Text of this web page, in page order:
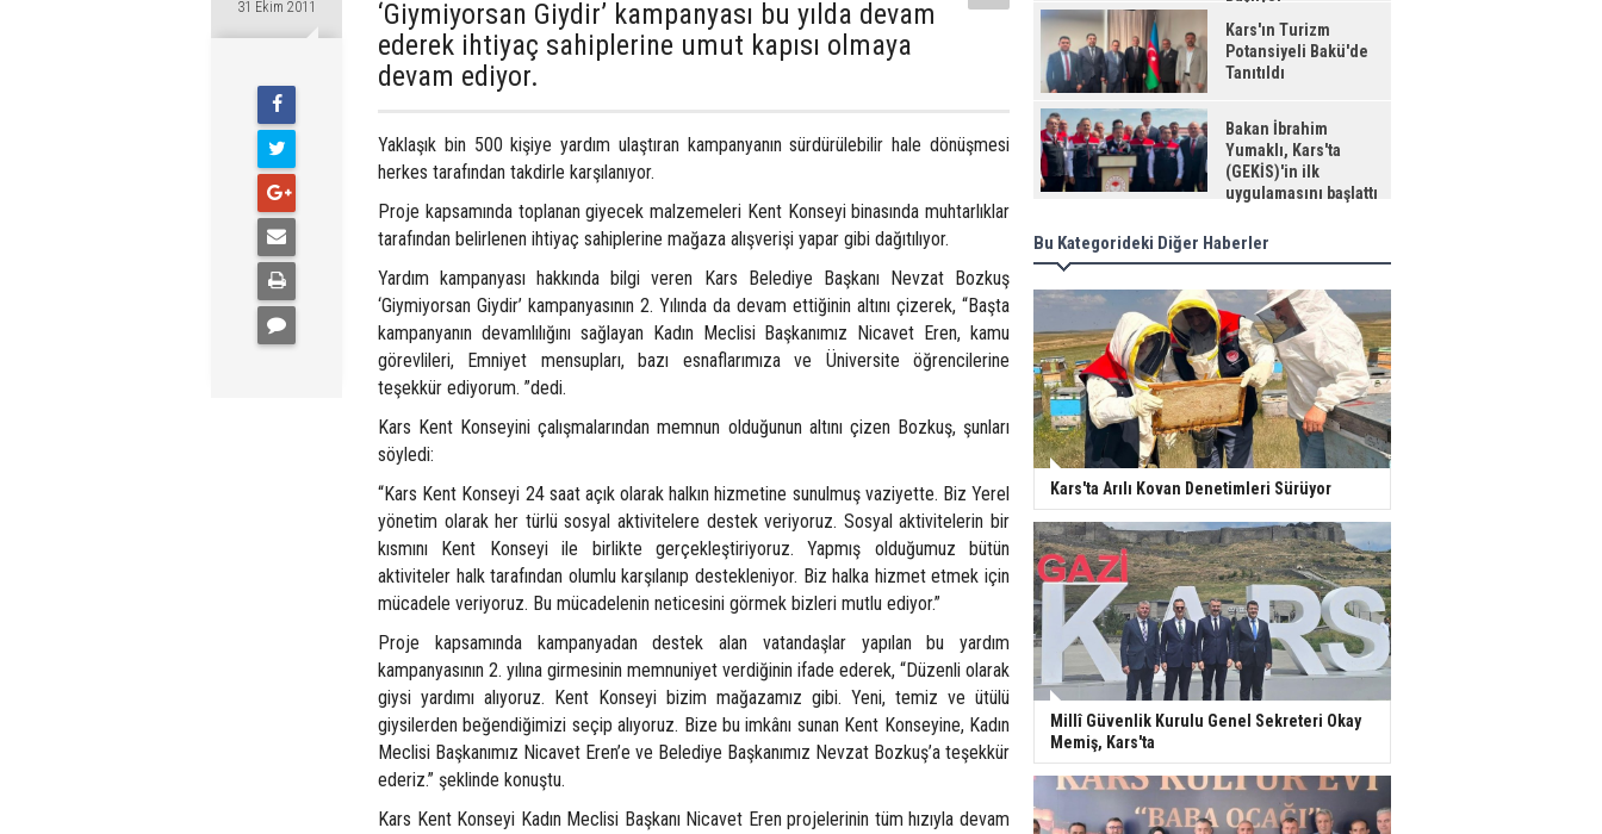
31 Ekim 2011
‘Giymiyorsan Giydir’ kampanyası bu yılda devam
ederek ihtiyaç sahiplerine umut kapısı olmaya
devam ediyor.
Yaklaşık bin 500 kişiye yardım ulaştıran kampanyanın sürdürülebilir hale dönüşmesi
herkes tarafından takdirle karşılanıyor.
Proje kapsamında toplanan giyecek malzemeleri Kent Konseyi binasında muhtarlıklar
tarafından belirlenen ihtiyaç sahiplerine mağaza alışverişi yapar gibi dağıtılıyor.
Yardım kampanyası hakkında bilgi veren Kars Belediye Başkanı Nevzat Bozkuş
‘Giymiyorsan Giydir’ kampanyasının 2. Yılında da devam ettiğinin altını çizerek, “Başta
kampanyanın devamlılığını sağlayan Kadın Meclisi Başkanımız Nicavet Eren, kamu
görevlileri, Emniyet mensupları, bazı esnaflarımıza ve Üniversite öğrencilerine
teşekkür ediyorum. ”dedi.
Kars Kent Konseyini çalışmalarından memnun olduğunun altını çizen Bozkuş, şunları
söyledi:
“Kars Kent Konseyi 24 saat açık olarak halkın hizmetine sunulmuş vaziyette. Biz Yerel
yönetim olarak her türlü sosyal aktivitelere destek veriyoruz. Sosyal aktivitelerin bir
kısmını Kent Konseyi ile birlikte gerçekleştiriyoruz. Yapmış olduğumuz bütün
aktiviteler halk tarafından olumlu karşılanıp destekleniyor. Biz halka hizmet etmek için
mücadele veriyoruz. Bu mücadelenin neticesini görmek bizleri mutlu ediyor.”
Proje kapsamında kampanyadan destek alan vatandaşlar yapılan bu yardım
kampanyasının 2. yılına girmesinin memnuniyet verdiğinin ifade ederek, “Düzenli olarak
giysi yardımı alıyoruz. Kent Konseyi bizim mağazamız gibi. Yeni, temiz ve ütülü
giysilerden beğendiğimizi seçip alıyoruz. Bize bu imkânı sunan Kent Konseyine, Kadın
Meclisi Başkanımız Nicavet Eren’e ve Belediye Başkanımız Nevzat Bozkuş’a teşekkür
ederiz.” şeklinde konuştu.
Kars Kent Konseyi Kadın Meclisi Başkanı Nicavet Eren projelerinin tüm hızıyla devam
Kars'ın Turizm
Potansiyeli Bakü'de
Tanıtıldı
Bakan İbrahim
Yumaklı, Kars'ta
(GEKİS)'in ilk
uygulamasını başlattı
Bu Kategorideki Diğer Haberler
Kars'ta Arılı Kovan Denetimleri Sürüyor
Millî Güvenlik Kurulu Genel Sekreteri Okay
Memiş, Kars'ta